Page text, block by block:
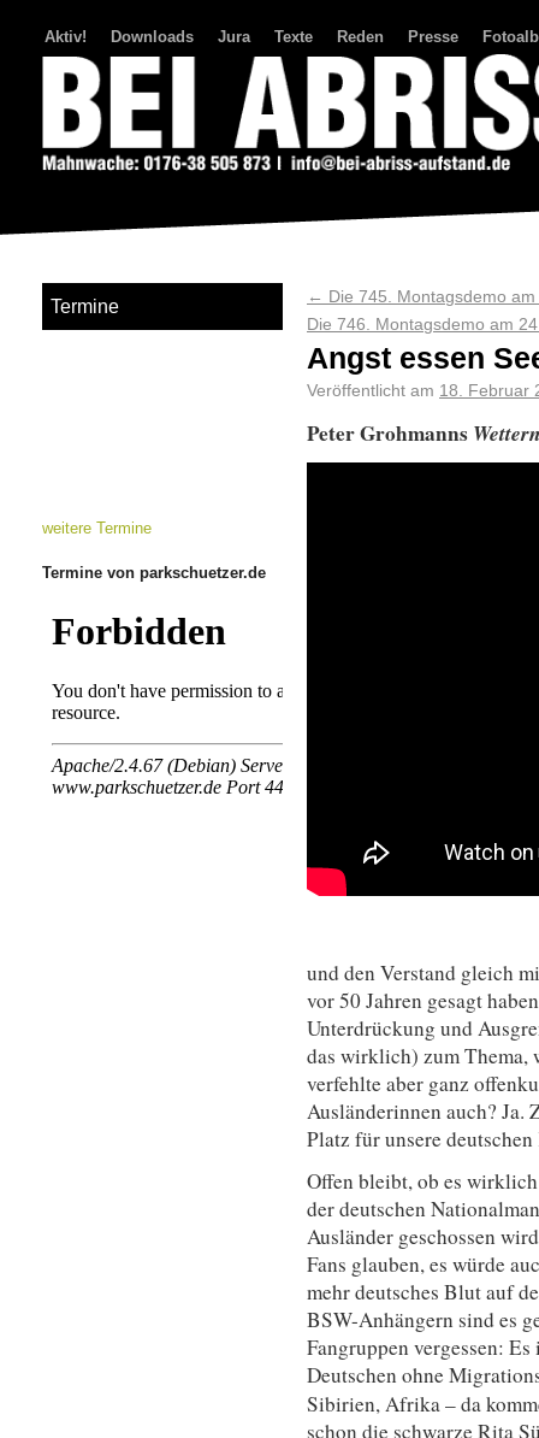
Aktiv! Downloads Jura Texte Reden Presse
← Die 745. Montagsdemo
Die 746. Montagsdemo am
Angst essen
Veröffentlicht am 18. Februar
Peter Grohmanns
und den Verstand gleich
vor 50 Jahren gesagt
Unterdrückung und
das wirklich) zum Thema,
verfehlte aber ganz
Ausländerinnen auch? Ja.
Platz für unsere
Offen bleibt, ob es
der deutschen
Ausländer geschossen
Fans glauben, es würde
mehr deutsches Blut auf
BSW-Anhängern sind es
Fangruppen vergessen:
Deutschen ohne
Sibirien, Afrika – da
schon die schwarze Rita
Termine
weitere Termine
Termine von parkschuetzer.de